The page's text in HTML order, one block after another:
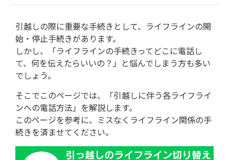
引越しの際に重要な手続きとして、ライフラインの開
始・停止手続きがあります。
しかし、「ライフラインの手続きってどこに電話し
て、何を伝えたらいいの？」と悩んでしまう方も多い
でしょう。
そこでこのページでは、「引越しに伴う各ライフライ
ンへの電話方法」を解説します。
このページを参考に、ミスなくライフライン関係の手
続きを済ませてください。